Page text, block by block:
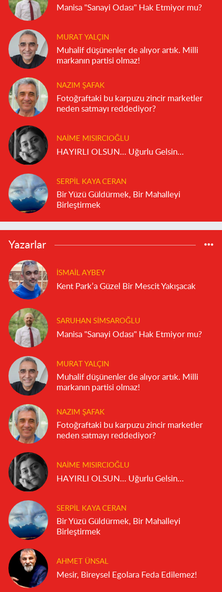
Manisa "Sanayi Odası" Hak Etmiyor mu?
MURAT YALÇIN
Muhalif düşünenler de alıyor artık. Milli
markanın partisi olmaz!
NAZIM ŞAFAK
Fotoğraftaki bu karpuzu zincir marketler
neden satmayı reddediyor?
NAIME MISIRCIOĞLU
HAYIRLI OLSUN… Uğurlu Gelsin…
SERPIL KAYA CERAN
Bir Yüzü Güldürmek, Bir Mahalleyi
Birleştirmek
Yazarlar
İSMAIL AYBEY
Kent Park’a Güzel Bir Mescit Yakışacak
SARUHAN SIMSAROĞLU
Manisa "Sanayi Odası" Hak Etmiyor mu?
MURAT YALÇIN
Muhalif düşünenler de alıyor artık. Milli
markanın partisi olmaz!
NAZIM ŞAFAK
Fotoğraftaki bu karpuzu zincir marketler
neden satmayı reddediyor?
NAIME MISIRCIOĞLU
HAYIRLI OLSUN… Uğurlu Gelsin…
SERPIL KAYA CERAN
Bir Yüzü Güldürmek, Bir Mahalleyi
Birleştirmek
AHMET ÜNSAL
Mesir, Bireysel Egolara Feda Edilemez!